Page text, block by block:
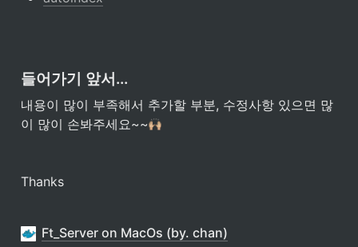
들어가기 앞서...
내용이 많이 부족해서 추가할 부분, 수정사항 있으면 많
이 많이 손봐주세요~~
Thanks
Ft_Server on MacOs (by. chan)